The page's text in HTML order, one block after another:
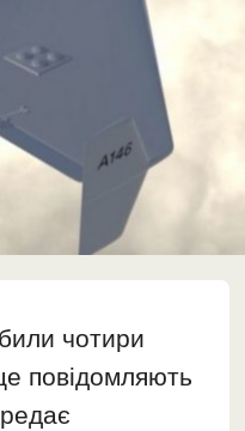
чотири
повідомляють